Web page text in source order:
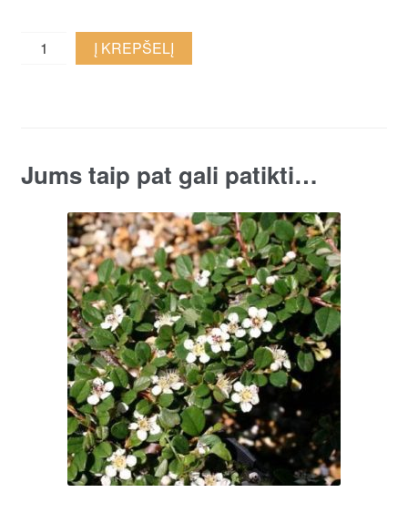
Purpurinis
kaulenis
Į KREPŠELĮ
Jums taip pat gali patikti…